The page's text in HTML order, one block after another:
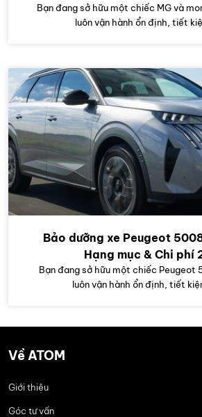
Bạn đang sở hữu một chiếc MG và
luôn vận hành ổn định, tiết
Bảo dưỡng xe Peugeot
Hạng mục & Chi phí
Bạn đang sở hữu một chiếc Peugeot
luôn vận hành ổn định, tiết
Về ATOM
Giới thiệu
Góc tư vấn